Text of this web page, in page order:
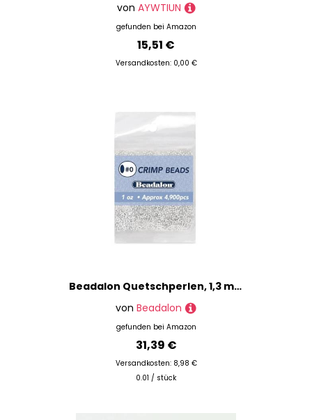
von AYWTIUN
gefunden bei Amazon
15,51 €
Versandkosten: 0,00 €
Beadalon Quetschperlen, 1,3 mm, Versilbert, Mit Perle
von Beadalon
gefunden bei Amazon
31,39 €
Versandkosten: 8,98 €
0.01 / stück